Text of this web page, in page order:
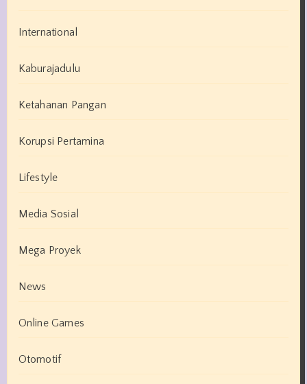
International
Kaburajadulu
Ketahanan Pangan
Korupsi Pertamina
Lifestyle
Media Sosial
Mega Proyek
News
Online Games
Otomotif